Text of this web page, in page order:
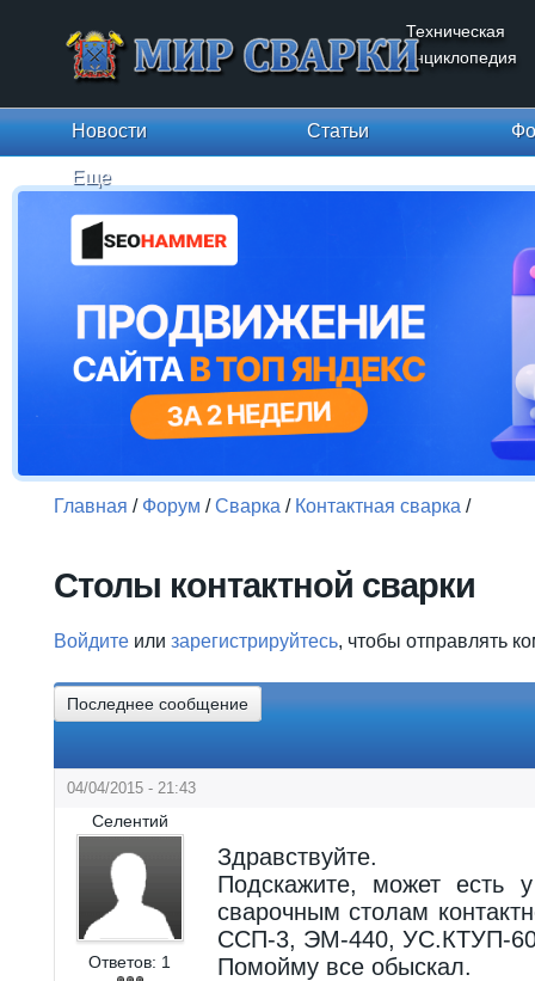
Техническая
энциклопедия
Новости Статьи
Еще
Главная / Форум /Сварка / Контактная сварка /
Столы контактной сварки
Войдите или зарегистрируйтесь, чтобы отправлять
Последнее сообщение
04/04/2015 - 21:43
Селентий
Ответов: 1
Здравствуйте.
Подскажите, может есть
сварочным столам
ССП-3, ЭМ-440, УС.КТУП-
Помойму все обыскал.